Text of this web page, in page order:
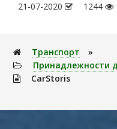
21-07-2020
1244
Транспорт
»
Принадлежности
CarStoris